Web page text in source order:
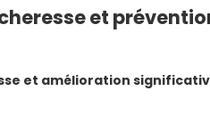
et
et amélioration